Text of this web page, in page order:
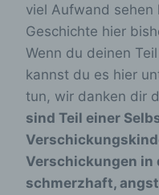
viel Aufwand sehen
Geschichte hier
Wenn du deinen
kannst du es hier
tun, wir danken dir
sind Teil einer
Verschickungen in
schmerzhaft,